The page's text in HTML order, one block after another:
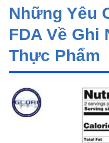
Những Yêu
FDA Về Ghi
Thực Phẩm